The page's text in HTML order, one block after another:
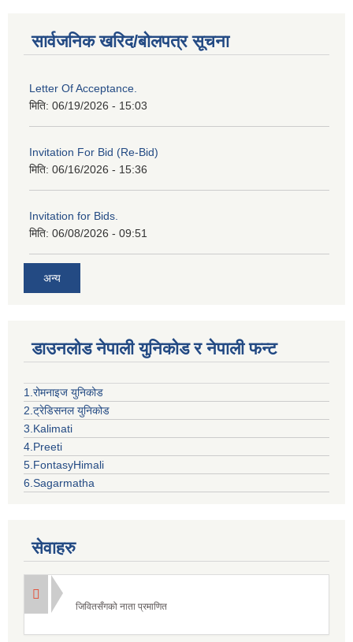
सार्वजनिक खरिद/बोलपत्र सूचना
Letter Of Acceptance.
मिति: 06/19/2026 - 15:03
Invitation For Bid (Re-Bid)
मिति: 06/16/2026 - 15:36
Invitation for Bids.
मिति: 06/08/2026 - 09:51
अन्य
डाउनलोड नेपाली युनिकोड र नेपाली फन्ट
1.रोमनाइज युनिकोड
2.ट्रेडिसनल युनिकोड
3.Kalimati
4.Preeti
5.FontasyHimali
6.Sagarmatha
सेवाहरु
जिवितसँगको नाता प्रमाणित